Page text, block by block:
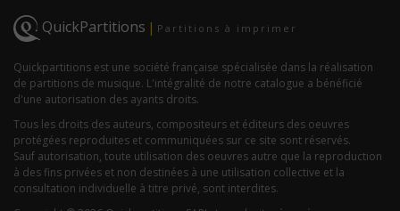
QuickPartitions | Partitions à imprimer
Quickpartitions est une société française spécialisée dans la réalisation
de partitions de musique. L'intégralité de notre catalogue a bénéficié
d'une autorisation des ayants droits.
Tous les droits des auteurs, compositeurs et éditeurs des oeuvres
protégées reproduites et communiquées sur ce site sont réservés.
Sauf autorisation, toute utilisation des oeuvres autre que la reproduction
à des fins privées et non destinées à une utilisation collective et la
consultation individuelle à titre privé, sont interdites.